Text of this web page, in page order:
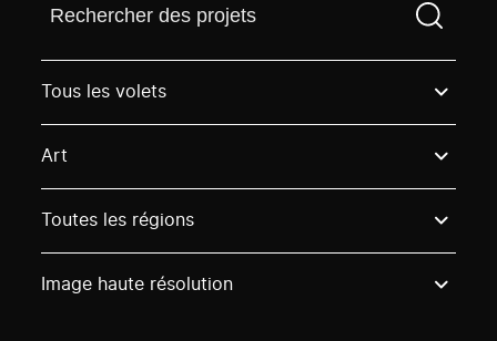
Trouvez un projetVous devez saisir un terme de
Tous les volets
Art
Toutes les régions
Image haute résolution